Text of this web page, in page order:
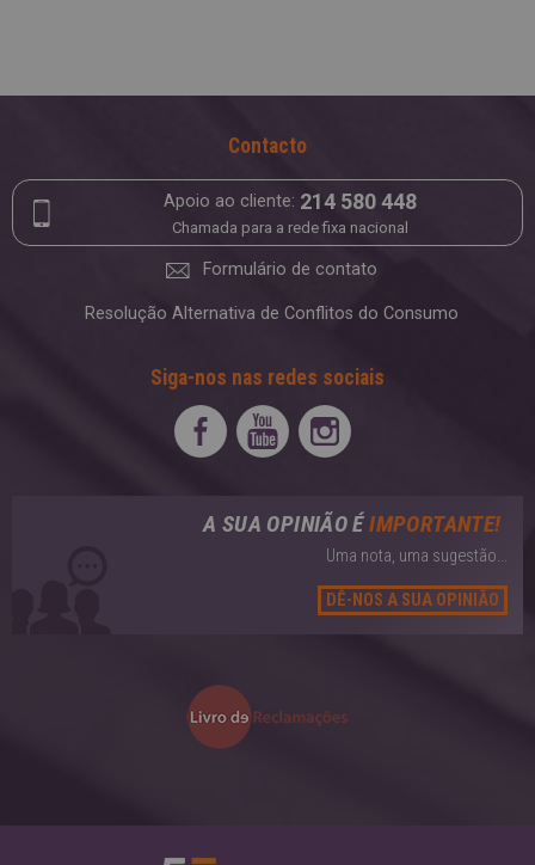
Contacto
Apoio ao cliente: 214 580 448
Chamada para a rede fixa nacional
Formulário de contato
Resolução Alternativa de Conflitos do Consumo
Siga-nos nas redes sociais
A SUA OPINIÃO ÉIMPORTANTE!
Uma nota, uma sugestão...
DÊ-NOS A SUA OPINIÃO